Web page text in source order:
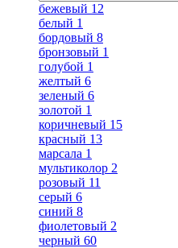
бежевый 12
белый 1
бордовый 8
бронзовый 1
голубой 1
желтый 6
зеленый 6
золотой 1
коричневый 15
красный 13
марсала 1
мультиколор 2
розовый 11
серый 6
синий 8
фиолетовый 2
черный 60